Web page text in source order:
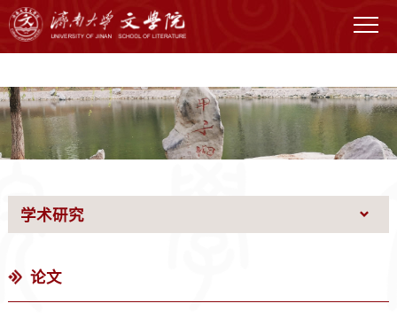
WilliamHILL中国官网
学术研究
论文